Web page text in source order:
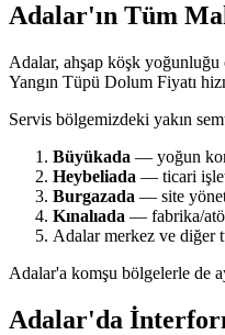
Adalar'ın Tüm
Adalar, ahşap köşk yoğunluğu
Yangın Tüpü Dolum Fiyatı
Servis bölgemizdeki yakın
Büyükada — yoğun
Heybeliada — ticari
Burgazada — site
Kınalıada — fabrika/
Adalar merkez ve diğer
Adalar'a komşu bölgelerle de
Adalar'da